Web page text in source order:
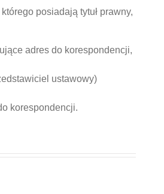
posiadają tytuł prawny,
adres do korespondencji,
ustawowy)
korespondencji.